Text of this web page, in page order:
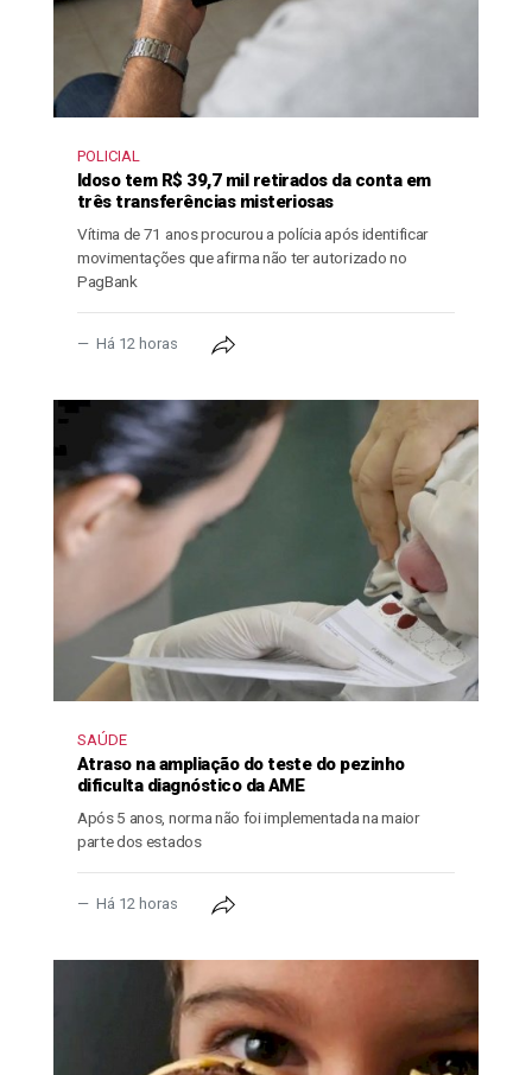
POLICIAL
Idoso tem R$ 39,7 mil retirados da conta em
três transferências misteriosas
Vítima de 71 anos procurou a polícia após identificar
movimentações que afirma não ter autorizado no
PagBank
Há 12 horas
SAÚDE
Atraso na ampliação do teste do pezinho
dificulta diagnóstico da AME
Após 5 anos, norma não foi implementada na maior
parte dos estados
Há 12 horas